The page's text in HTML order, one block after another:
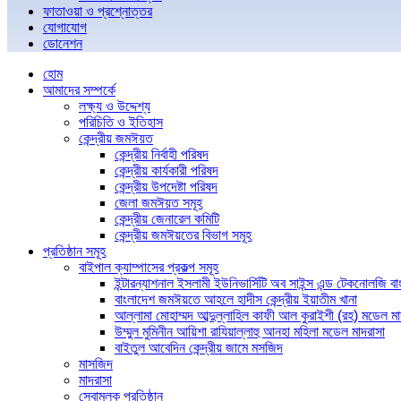
ফাতাওয়া ও প্রশ্নোত্তর
যোগাযোগ
ডোনেশন
হোম
আমাদের সম্পর্কে
লক্ষ্য ও উদ্দেশ্য
পরিচিতি ও ইতিহাস
কেন্দ্রীয় জমঈয়ত
কেন্দ্রীয় নির্বাহী পরিষদ
কেন্দ্রীয় কার্যকারী পরিষদ
কেন্দ্রীয় উপদেষ্টা পরিষদ
জেলা জমঈয়ত সমূহ
কেন্দ্রীয় জেনারেল কমিটি
কেন্দ্রীয় জমঈয়তের বিভাগ সমূহ
প্রতিষ্ঠান সমূহ
বাইপাল ক্যাম্পাসের প্রকল্প সমূহ
ইন্টারন্যাশনাল ইসলামী ইউনিভার্সিটি অব সাইন্স এন্ড টেকনোলজি
বাংলাদেশ জমঈয়তে আহলে হাদীস কেন্দ্রীয় ইয়াতীম খানা
আল্লামা মোহাম্মদ আব্দুল্লাহিল কাফী আল কুরাইশী (রহ) মডেল
উম্মুল মুমিনীন আয়িশা রাযিয়াল্লাহু আনহা মহিলা মডেল মাদরাসা
বাইতুল আবেদিন কেন্দ্রীয় জামে মসজিদ
মাসজিদ
মাদরাসা
সেবামূলক প্রতিষ্ঠান